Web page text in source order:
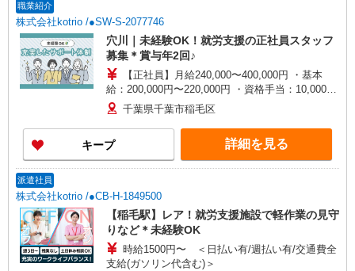
・介護福祉士 など
職業紹介
株式会社kotrio /●SW-S-2077746
穴川｜未経験OK！就労支援の正社員スタッフ
募集＊賞与年2回♪
【正社員】月給240,000〜400,000円 ・基本
給：200,000円〜220,000円 ・資格手当：10,000〜
30,000円 ・役職手当：10,000〜70,000円 ・処遇改
善手当：20,000〜60,000円（勤続年数、保有資格
により変動） ・固定残業手当：20,000円（10時
間） ※固定残業時間を超過する場合には超過勤務
手当として別途支給 下記資格をお持ちの方歓迎 ・
・介護福祉士 など
千葉県千葉市稲毛区
キープ 詳細を見る
派遣社員
株式会社kotrio /●CB-H-1849500
【稲毛駅】レア！就労支援施設で軽作業の見守
りなど＊未経験OK
時給1500円〜 ＜日払い有/週払い有/交通費全
支給(ガソリン代含む)＞